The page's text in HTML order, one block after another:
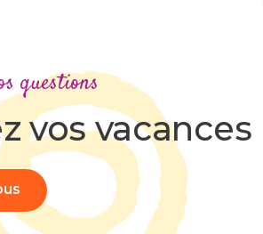
questions
vos vacances